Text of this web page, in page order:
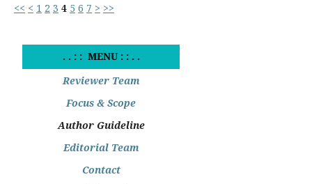
<< < 1 2 3 4 5 6 7 > >>
. . : : MENU : : . .
Reviewer Team
Focus & Scope
Author Guideline
Editorial Team
Contact